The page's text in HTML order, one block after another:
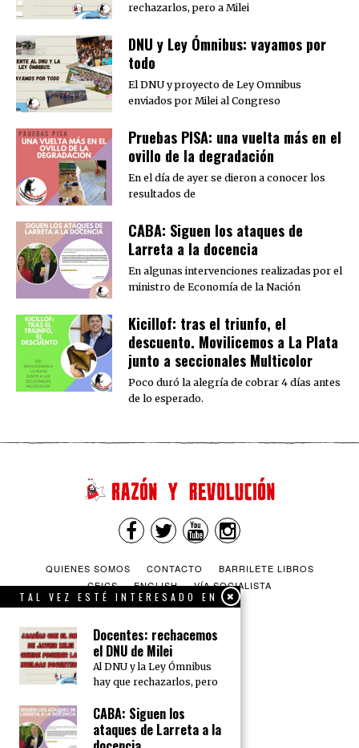
rechazarlos, pero a Milei
DNU y Ley Ómnibus: vayamos por
todo
El DNU y proyecto de Ley Omnibus
enviados por Milei al Congreso
Pruebas PISA: una vuelta más en el
ovillo de la degradación
En el día de ayer se dieron a conocer los
resultados de
CABA: Siguen los ataques de
Larreta a la docencia
En algunas intervenciones realizadas por el
ministro de Economía de la Nación
Kicillof: tras el triunfo, el
descuento. Movilicemos a La Plata
junto a seccionales Multicolor
Poco duró la alegría de cobrar 4 días antes
de lo esperado.
QUIENES SOMOS CONTACTO
BARRILETE LIBROS
CEICS
ENGLISH VÍA SOCIALISTA
TAL VEZ ESTÉ INTERESADO EN
Docentes: rechacemos
el DNU de Milei
Al DNU y la Ley Ómnibus
hay que rechazarlos, pero
CABA: Siguen los
ataques de Larreta a la